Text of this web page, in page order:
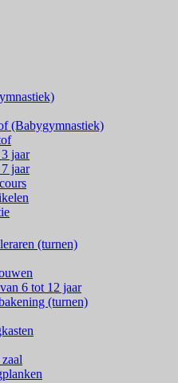
(Babygymnastiek)
jaar
jaar
(turnen)
6 tot 12 jaar
(turnen)